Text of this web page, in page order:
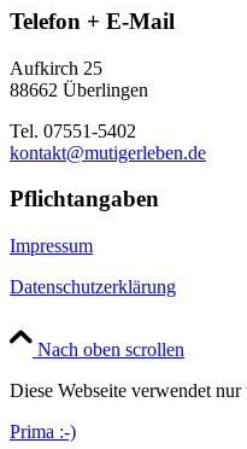
Telefon + E-Mail
Aufkirch 25
88662 Überlingen
Tel. 07551-5402
kontakt@mutigerleben.de
Pflichtangaben
Impressum
Datenschutzerklärung
Nach oben scrollen
Diese Webseite verwendet nur
Prima :-)